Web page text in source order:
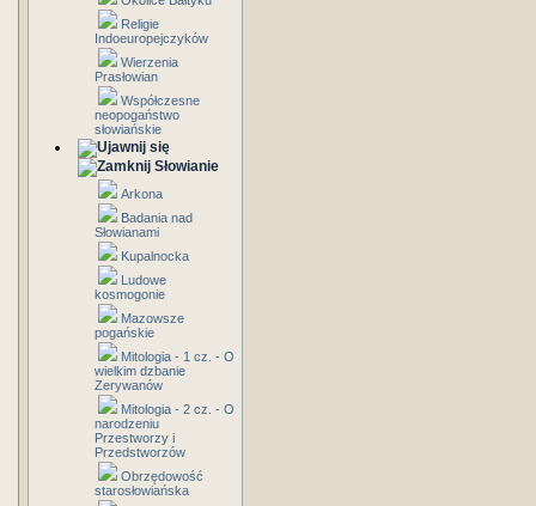
Religie
Indoeuropejczyków
Wierzenia
Prasłowian
Współczesne
neopogaństwo
słowiańskie
Słowianie
Arkona
Badania nad
Słowianami
Kupalnocka
Ludowe
kosmogonie
Mazowsze
pogańskie
Mitologia - 1 cz. - O
wielkim dzbanie
Zerywanów
Mitologia - 2 cz. - O
narodzeniu
Przestworzy i
Przedstworzów
Obrzędowość
starosłowiańska